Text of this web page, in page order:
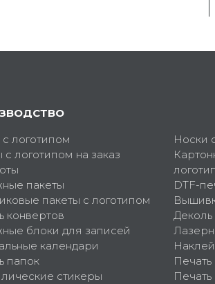
логотипом
логотипом на заказ
пакеты
пакеты с логотипом
конвертов
блоки для записей
календари
папок
стикеры
Носки
DTF-
Деколь
Печать